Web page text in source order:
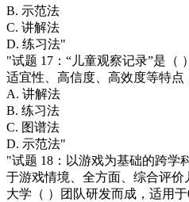
B. 示范法
C. 讲解法
D. 练习法"
"试题 17：“儿童观察记录”是（
适宜性、高信度、高效度等特点
A. 讲解法
B. 练习法
C. 图谱法
D. 示范法"
"试题 18：以游戏为基础的跨学
于游戏情境、全方面、综合评
大学（ ）团队研发而成，适用于